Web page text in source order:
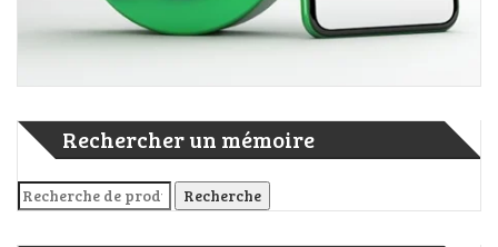
Rechercher un mémoire
Recherche pour : Recherche